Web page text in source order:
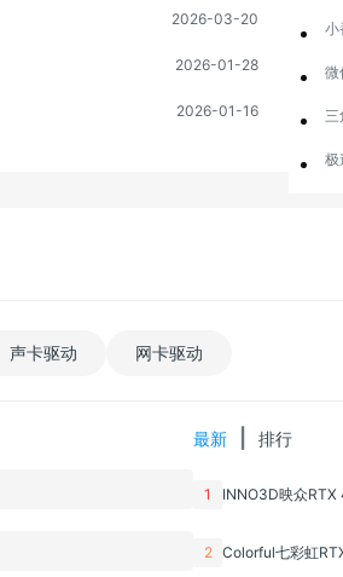
2026-03-20
2026-01-28
2026-01-16
小
极
声卡驱动 网卡驱动
最新 排行
1 INNO3D映众
2 Colorful七彩虹